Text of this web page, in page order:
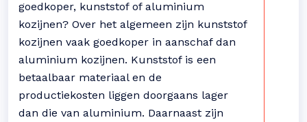
goedkoper, kunststof of aluminium
kozijnen? Over het algemeen zijn kunststof
kozijnen vaak goedkoper in aanschaf dan
aluminium kozijnen. Kunststof is een
betaalbaar materiaal en de
productiekosten liggen doorgaans lager
dan die van aluminium. Daarnaast zijn